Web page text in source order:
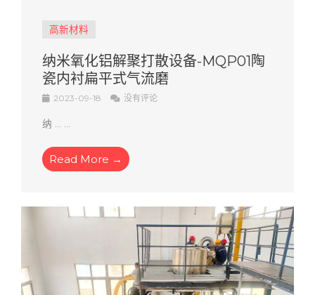
高新材料
纳米氧化铝解聚打散设备-MQP01陶
瓷内衬扁平式气流磨
2023-09-18 没有评论
纳 ... ...
Read More →